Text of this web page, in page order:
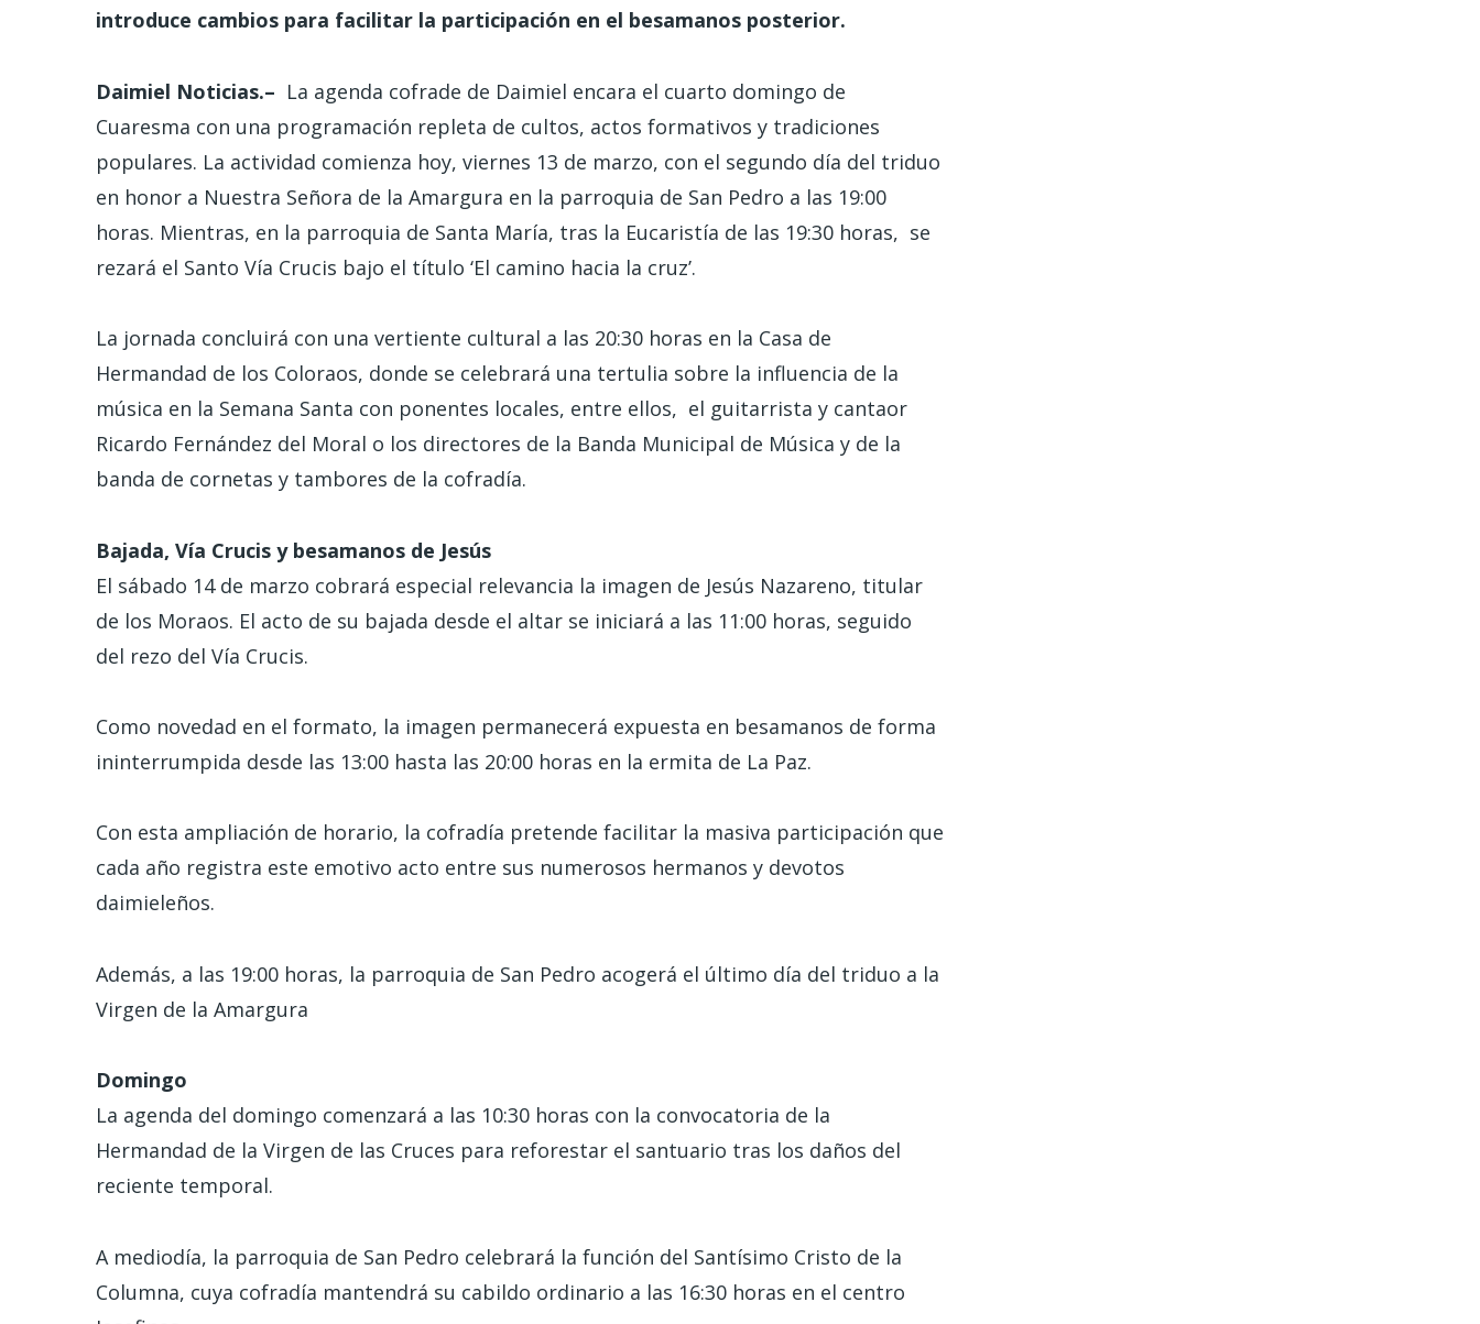
introduce cambios para facilitar la participación en el besamanos posterior.
Daimiel Noticias.– La agenda cofrade de Daimiel encara el cuarto domingo de
Cuaresma con una programación repleta de cultos, actos formativos y tradiciones
populares. La actividad comienza hoy, viernes 13 de marzo, con el segundo día del triduo
en honor a Nuestra Señora de la Amargura en la parroquia de San Pedro a las 19:00
horas. Mientras, en la parroquia de Santa María, tras la Eucaristía de las 19:30 horas, se
rezará el Santo Vía Crucis bajo el título ‘El camino hacia la cruz’.
La jornada concluirá con una vertiente cultural a las 20:30 horas en la Casa de
Hermandad de los Coloraos, donde se celebrará una tertulia sobre la influencia de la
música en la Semana Santa con ponentes locales, entre ellos, el guitarrista y cantaor
Ricardo Fernández del Moral o los directores de la Banda Municipal de Música y de la
banda de cornetas y tambores de la cofradía.
Bajada, Vía Crucis y besamanos de Jesús
El sábado 14 de marzo cobrará especial relevancia la imagen de Jesús Nazareno, titular
de los Moraos. El acto de su bajada desde el altar se iniciará a las 11:00 horas, seguido
del rezo del Vía Crucis.
Como novedad en el formato, la imagen permanecerá expuesta en besamanos de forma
ininterrumpida desde las 13:00 hasta las 20:00 horas en la ermita de La Paz.
Con esta ampliación de horario, la cofradía pretende facilitar la masiva participación que
cada año registra este emotivo acto entre sus numerosos hermanos y devotos
daimieleños.
Además, a las 19:00 horas, la parroquia de San Pedro acogerá el último día del triduo a la
Virgen de la Amargura
Domingo
La agenda del domingo comenzará a las 10:30 horas con la convocatoria de la
Hermandad de la Virgen de las Cruces para reforestar el santuario tras los daños del
reciente temporal.
A mediodía, la parroquia de San Pedro celebrará la función del Santísimo Cristo de la
Columna, cuya cofradía mantendrá su cabildo ordinario a las 16:30 horas en el centro